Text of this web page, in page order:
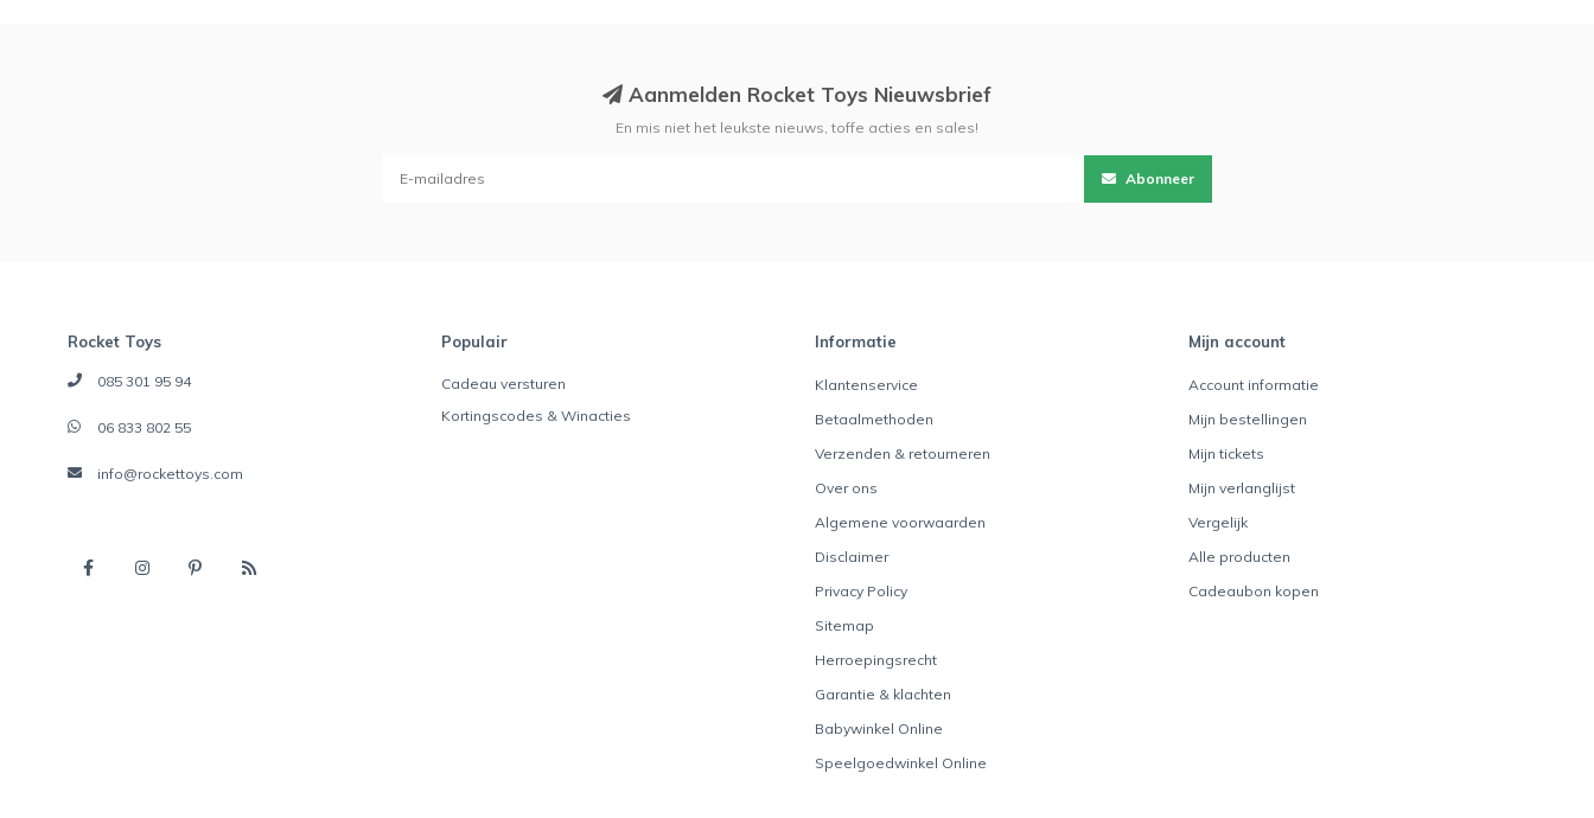
Aanmelden Rocket Toys Nieuwsbrief
En mis niet het leukste nieuws, toffe acties en sales!
Abonneer
Rocket Toys
085 301 95 94
06 833 802 55
info@rockettoys.com
Populair
Cadeau versturen
Kortingscodes & Winacties
Informatie
Klantenservice
Betaalmethoden
Verzenden & retourneren
Over ons
Algemene voorwaarden
Disclaimer
Privacy Policy
Sitemap
Herroepingsrecht
Garantie & klachten
Babywinkel Online
Speelgoedwinkel Online
Mijn account
Account informatie
Mijn bestellingen
Mijn tickets
Mijn verlanglijst
Vergelijk
Alle producten
Cadeaubon kopen